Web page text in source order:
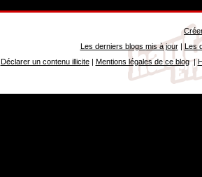
Les derniers blogs mis à jour| Les
Déclarer un contenu illicite| Mentions légales de ce blog|